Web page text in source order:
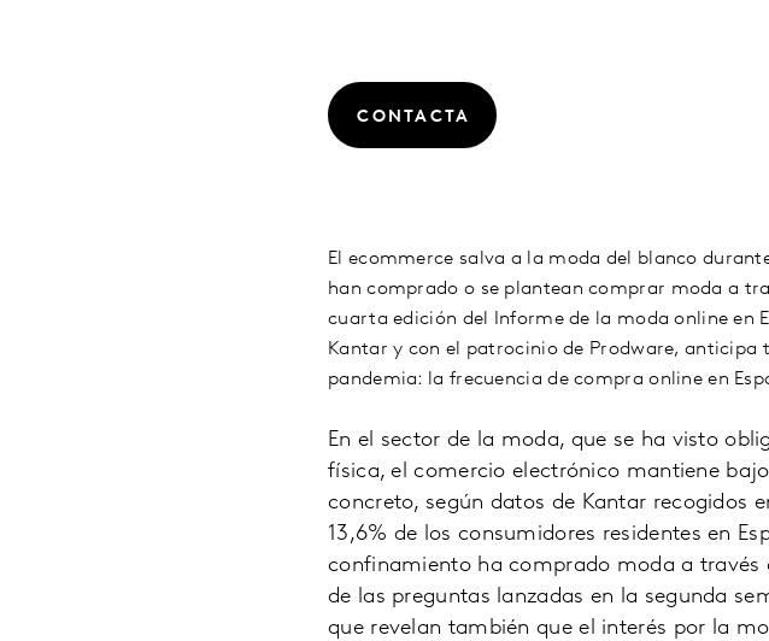
CONTACTA
El ecommerce salva a la moda del blanco
han comprado o se plantean comprar moda a
cuarta edición del Informe de la moda online en
Kantar y con el patrocinio de Prodware,
pandemia: la frecuencia de compra online en
En el sector de la moda, que se ha visto
física, el comercio electrónico mantiene
concreto, según datos de Kantar recogidos
13,6% de los consumidores residentes en
confinamiento ha comprado moda a través
de las preguntas lanzadas en la segunda
que revelan también que el interés por la